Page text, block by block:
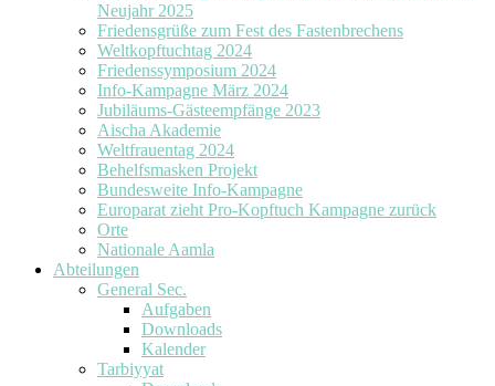
Neujahr 2025
Friedensgrüße zum Fest des Fastenbrechens
Weltkopftuchtag 2024
Friedenssymposium 2024
Info-Kampagne März 2024
Jubiläums-Gästeempfänge 2023
Aischa Akademie
Weltfrauentag 2024
Behelfsmasken Projekt
Bundesweite Info-Kampagne
Europarat zieht Pro-Kopftuch Kampagne zurück
Orte
Nationale Aamla
Abteilungen
General Sec.
Aufgaben
Downloads
Kalender
Tarbiyyat